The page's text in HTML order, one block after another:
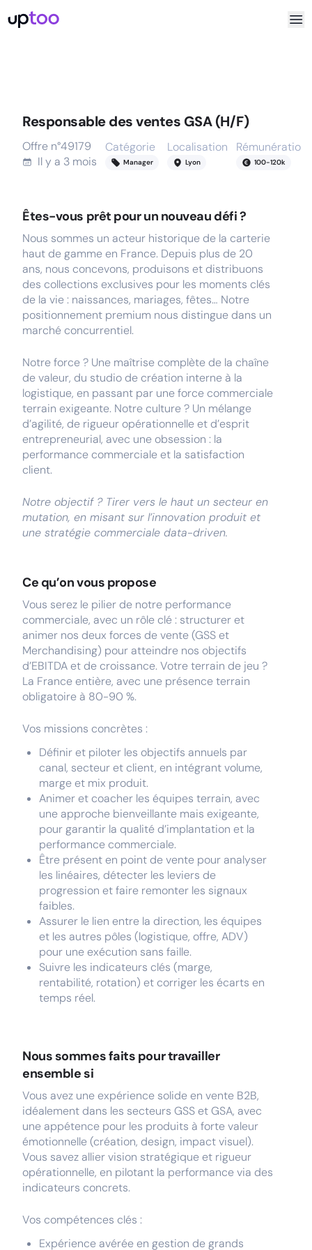
Responsable des ventes GSA (H/F)
Offre n°49179
Il y a 3 mois
Catégorie
Manager
Localisation
Lyon
Rémunération
100-120k
Êtes-vous prêt pour un nouveau défi ?
Nous sommes un acteur historique de la carterie
haut de gamme en France. Depuis plus de 20
ans, nous concevons, produisons et distribuons
des collections exclusives pour les moments clés
de la vie : naissances, mariages, fêtes… Notre
positionnement premium nous distingue dans un
marché concurrentiel.
Notre force ? Une maîtrise complète de la chaîne
de valeur, du studio de création interne à la
logistique, en passant par une force commerciale
terrain exigeante. Notre culture ? Un mélange
d’agilité, de rigueur opérationnelle et d’esprit
entrepreneurial, avec une obsession : la
performance commerciale et la satisfaction
client.
Notre objectif ? Tirer vers le haut un secteur en
mutation, en misant sur l’innovation produit et
une stratégie commerciale data-driven.
Ce qu’on vous propose
Vous serez le pilier de notre performance
commerciale, avec un rôle clé : structurer et
animer nos deux forces de vente (GSS et
Merchandising) pour atteindre nos objectifs
d’EBITDA et de croissance. Votre terrain de jeu ?
La France entière, avec une présence terrain
obligatoire à 80-90 %.
Vos missions concrètes :
Définir et piloter les objectifs annuels par
canal, secteur et client, en intégrant volume,
marge et mix produit.
Animer et coacher les équipes terrain, avec
une approche bienveillante mais exigeante,
pour garantir la qualité d’implantation et la
performance commerciale.
Être présent en point de vente pour analyser
les linéaires, détecter les leviers de
progression et faire remonter les signaux
faibles.
Assurer le lien entre la direction, les équipes
et les autres pôles (logistique, offre, ADV)
pour une exécution sans faille.
Suivre les indicateurs clés (marge,
rentabilité, rotation) et corriger les écarts en
temps réel.
Nous sommes faits pour travailler
ensemble si
Vous avez une expérience solide en vente B2B,
idéalement dans les secteurs GSS et GSA, avec
une appétence pour les produits à forte valeur
émotionnelle (création, design, impact visuel).
Vous savez allier vision stratégique et rigueur
opérationnelle, en pilotant la performance via des
indicateurs concrets.
Vos compétences clés :
Expérience avérée en gestion de grands